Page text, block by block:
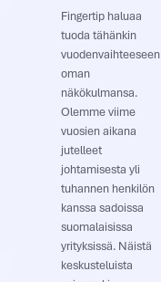
Fingertip haluaa
tuoda tähänkin
vuodenvaihteeseen
oman
näkökulmansa.
Olemme viime
vuosien aikana
jutelleet
johtamisesta yli
tuhannen henkilön
kanssa sadoissa
suomalaisissa
yrityksissä. Näistä
keskusteluista